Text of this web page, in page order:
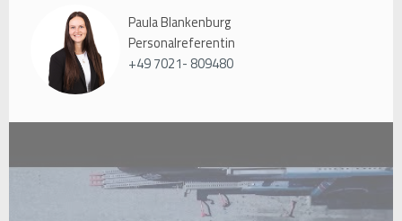
Paula Blankenburg
Personalreferentin
+49 7021- 809480